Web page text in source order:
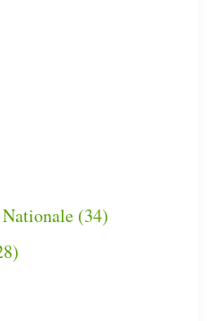
(34)